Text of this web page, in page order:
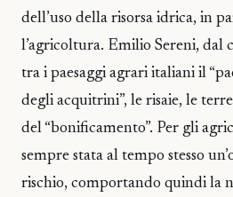
dell’uso della risorsa idrica, in
l’agricoltura. Emilio Sereni, dal
tra i paesaggi agrari italiani il
degli acquitrini”, le risaie, le
del “bonificamento”. Per gli
sempre stata al tempo stesso
rischio, comportando quindi la